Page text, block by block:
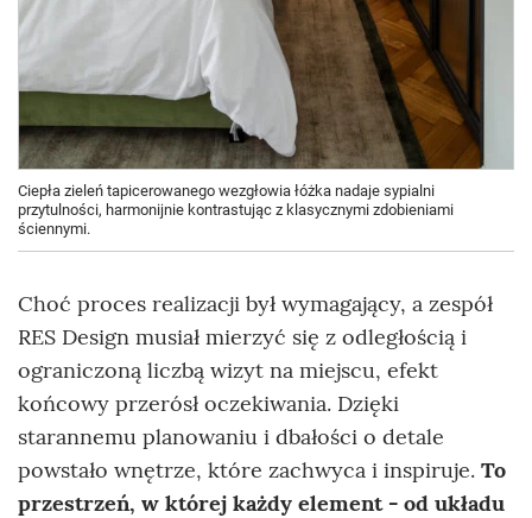
Ciepła zieleń tapicerowanego wezgłowia łóżka nadaje sypialni
przytulności, harmonijnie kontrastując z klasycznymi zdobieniami
ściennymi.
Choć proces realizacji był wymagający, a zespół
RES Design musiał mierzyć się z odległością i
ograniczoną liczbą wizyt na miejscu, efekt
końcowy przerósł oczekiwania. Dzięki
starannemu planowaniu i dbałości o detale
powstało wnętrze, które zachwyca i inspiruje. To
przestrzeń, w której każdy element - od układu